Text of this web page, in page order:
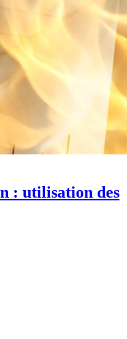
: utilisation des